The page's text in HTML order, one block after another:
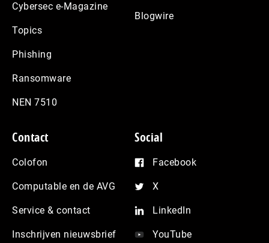
Cybersec e-Magazine
Topics
Phishing
Ransomware
NEN 7510
Blogwire
Contact
Colofon
Computable en de AVG
Service & contact
Inschrijven nieuwsbrief
Social
Facebook
X
LinkedIn
YouTube